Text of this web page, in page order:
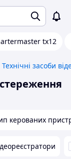
tx12
керованих